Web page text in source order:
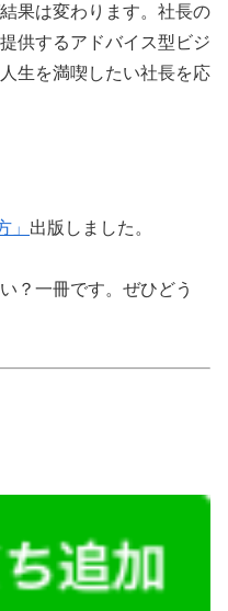
果は変わります。社長の
供するアドバイス型ビジ
生を満喫したい社長を応
」 出版しました。
？一冊です。ぜひどう